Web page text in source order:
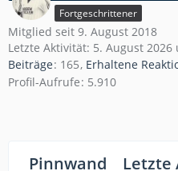
Fortgeschrittener
Mitglied seit 9. August 2018
Letzte Aktivität: 5. August 2026
Beiträge 165 Erhaltene
Profil-Aufrufe 5.910
Pinnwand Letzte